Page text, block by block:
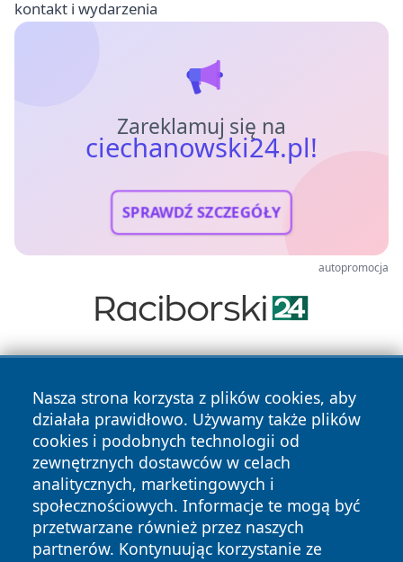
kontakt i wydarzenia
Zareklamuj się na
ciechanowski24.pl!
SPRAWDŹ SZCZEGÓŁY
autopromocja
Nasza strona korzysta z plików cookies, aby
działała prawidłowo. Używamy także plików
cookies i podobnych technologii od
zewnętrznych dostawców w celach
analitycznych, marketingowych i
społecznościowych. Informacje te mogą być
przetwarzane również przez naszych
partnerów. Kontynuując korzystanie ze
Copyright © 2026 ciechanowski24.pl Wszystkie prawa
zastrzeżone.
Polityka
Polityka